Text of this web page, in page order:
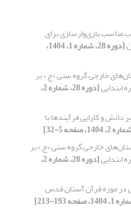
مناسب بازی‌وارسازی برای
[دوره 28، شماره 1، 1404،
خارجی گروه سنی «ج » بر
ابتدایی [دوره 28، شماره 2،
و کارایی فرآیندها با
خارجی گروه سنی «ج » بر
ابتدایی [دوره 28، شماره 2،
در موزه قرآن آستان قدس